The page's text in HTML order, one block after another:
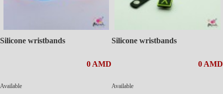
Silicone wristbands
0 AMD
Available
Silicone wristbands
0 AMD
Available